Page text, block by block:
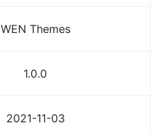
WEN Themes
1.0.0
2021-11-03